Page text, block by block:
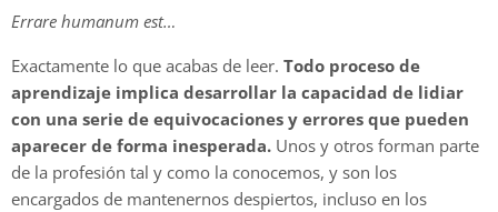
Errare humanum est…
Exactamente lo que acabas de leer. Todo proceso de
aprendizaje implica desarrollar la capacidad de lidiar
con una serie de equivocaciones y errores que pueden
aparecer de forma inesperada. Unos y otros forman parte
de la profesión tal y como la conocemos, y son los
encargados de mantenernos despiertos, incluso en los